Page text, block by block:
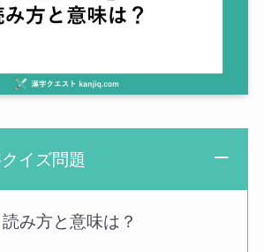
イズ問題
読み方と意味は？